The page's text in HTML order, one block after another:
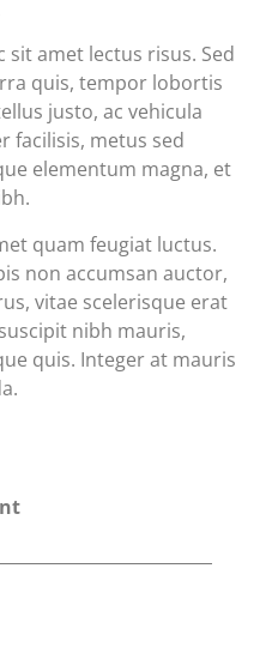
amet lectus risus. Sed
quis, tempor lobortis
justo, ac vehicula
facilisis, metus sed
elementum magna, et
quam feugiat luctus.
non accumsan auctor,
vitae scelerisque erat
nibh mauris,
quis. Integer at mauris